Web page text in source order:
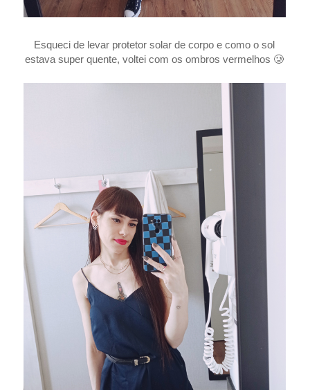
Esqueci de levar protetor solar de corpo e como o sol
estava super quente, voltei com os ombros vermelhos 🥲